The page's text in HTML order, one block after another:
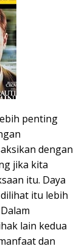
penting
dengan
jika kita
itu. Daya
itu lebih
lain kedua
dan